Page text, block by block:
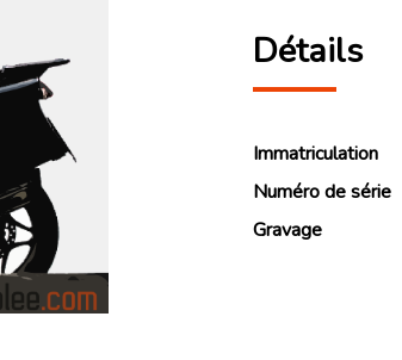
Détails
Immatriculation
Numéro de série
Gravage